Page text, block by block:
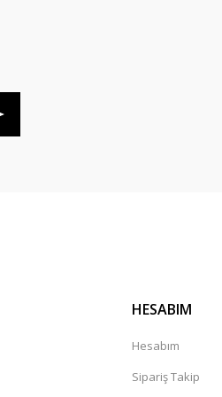
HESABIM
Hesabım
Sipariş Takip